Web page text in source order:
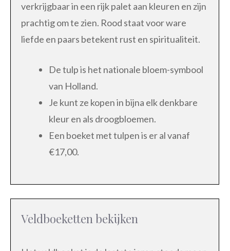
verkrijgbaar in een rijk palet aan kleuren en zijn
prachtig om te zien. Rood staat voor ware
liefde en paars betekent rust en spiritualiteit.
De tulp is het nationale bloem-symbool
van Holland.
Je kunt ze kopen in bijna elk denkbare
kleur en als droogbloemen.
Een boeket met tulpen is er al vanaf
€17,00.
Veldboeketten bekijken